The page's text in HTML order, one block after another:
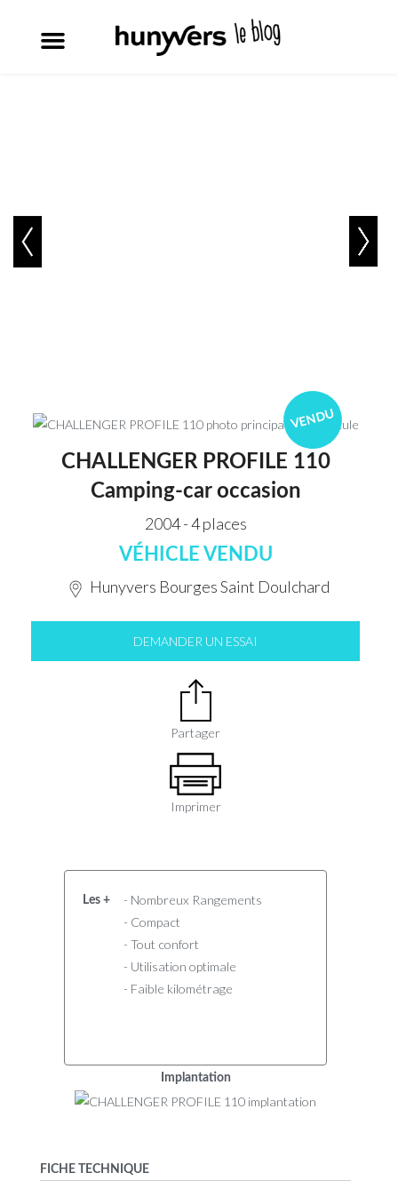
VENDU
CHALLENGER PROFILE 110
Camping-car occasion
2004 - 4 places
VÉHICLE VENDU
Hunyvers Bourges Saint Doulchard
DEMANDER UN ESSAI
Partager
Imprimer
Les +
- Nombreux Rangements
- Compact
- Tout confort
- Utilisation optimale
- Faible kilométrage
Implantation
FICHE TECHNIQUE